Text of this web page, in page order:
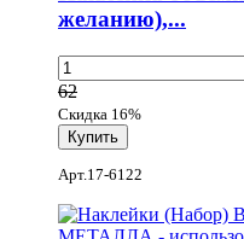
желанию),...
62
Скидка 16%
Арт.17-6122